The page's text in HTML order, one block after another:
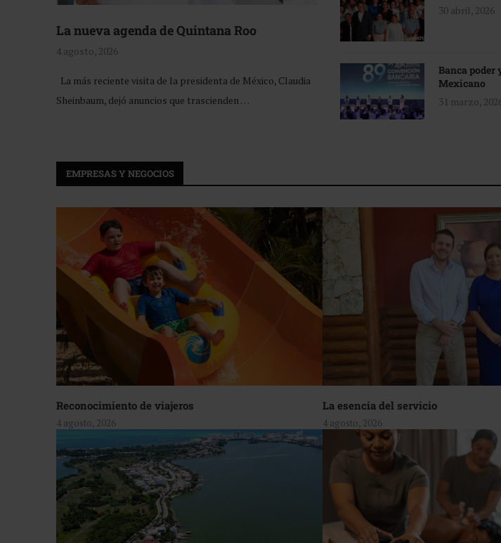
La nueva agenda de Quintana Roo
4 agosto, 2026
La más reciente visita de la presidenta de México, Claudia
Sheinbaum, dejó anuncios que trascienden …
30 abril, 2026
Banca poder
Mexicano
31 marzo,
EMPRESAS Y NEGOCIOS
Reconocimiento de viajeros
4 agosto, 2026
La esencia del servicio
4 agosto, 2026